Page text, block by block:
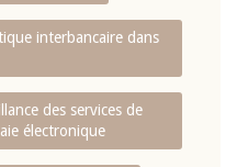
interbancaire dans
des services de
électronique